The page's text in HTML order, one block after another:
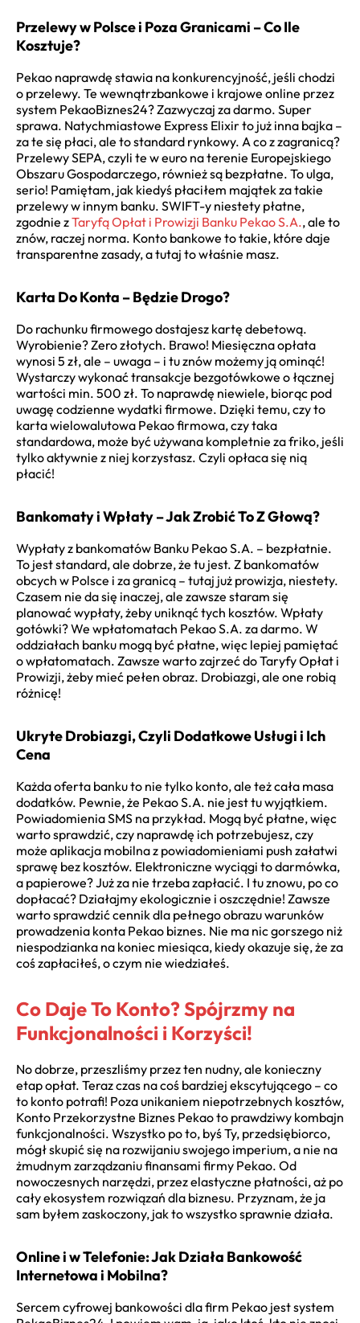
Przelewy w Polsce i Poza Granicami – Co Ile
Kosztuje?
Pekao naprawdę stawia na konkurencyjność, jeśli chodzi
o przelewy. Te wewnątrzbankowe i krajowe online przez
system PekaoBiznes24? Zazwyczaj za darmo. Super
sprawa. Natychmiastowe Express Elixir to już inna bajka –
za te się płaci, ale to standard rynkowy. A co z zagranicą?
Przelewy SEPA, czyli te w euro na terenie Europejskiego
Obszaru Gospodarczego, również są bezpłatne. To ulga,
serio! Pamiętam, jak kiedyś płaciłem majątek za takie
przelewy w innym banku. SWIFT-y niestety płatne,
zgodnie zTaryfą Opłat i Prowizji Banku Pekao S.A., ale to
znów, raczej norma. Konto bankowe to takie, które daje
transparentne zasady, a tutaj to właśnie masz.
Karta Do Konta – Będzie Drogo?
Do rachunku firmowego dostajesz kartę debetową.
Wyrobienie? Zero złotych. Brawo! Miesięczna opłata
wynosi 5 zł, ale – uwaga – i tu znów możemy ją ominąć!
Wystarczy wykonać transakcje bezgotówkowe o łącznej
wartości min. 500 zł. To naprawdę niewiele, biorąc pod
uwagę codzienne wydatki firmowe. Dzięki temu, czy to
karta wielowalutowa Pekao firmowa, czy taka
standardowa, może być używana kompletnie za friko, jeśli
tylko aktywnie z niej korzystasz. Czyli opłaca się nią
płacić!
Bankomaty i Wpłaty – Jak Zrobić To Z Głową?
Wypłaty z bankomatów Banku Pekao S.A. – bezpłatnie.
To jest standard, ale dobrze, że tu jest. Z bankomatów
obcych w Polsce i za granicą – tutaj już prowizja, niestety.
Czasem nie da się inaczej, ale zawsze staram się
planować wypłaty, żeby uniknąć tych kosztów. Wpłaty
gotówki? We wpłatomatach Pekao S.A. za darmo. W
oddziałach banku mogą być płatne, więc lepiej pamiętać
o wpłatomatach. Zawsze warto zajrzeć do Taryfy Opłat i
Prowizji, żeby mieć pełen obraz. Drobiazgi, ale one robią
różnicę!
Ukryte Drobiazgi, Czyli Dodatkowe Usługi i Ich
Cena
Każda oferta banku to nie tylko konto, ale też cała masa
dodatków. Pewnie, że Pekao S.A. nie jest tu wyjątkiem.
Powiadomienia SMS na przykład. Mogą być płatne, więc
warto sprawdzić, czy naprawdę ich potrzebujesz, czy
może aplikacja mobilna z powiadomieniami push załatwi
sprawę bez kosztów. Elektroniczne wyciągi to darmówka,
a papierowe? Już za nie trzeba zapłacić. I tu znowu, po co
dopłacać? Działajmy ekologicznie i oszczędnie! Zawsze
warto sprawdzić cennik dla pełnego obrazu warunków
prowadzenia konta Pekao biznes. Nie ma nic gorszego niż
niespodzianka na koniec miesiąca, kiedy okazuje się, że za
coś zapłaciłeś, o czym nie wiedziałeś.
Co Daje To Konto? Spójrzmy na
Funkcjonalności i Korzyści!
No dobrze, przeszliśmy przez ten nudny, ale konieczny
etap opłat. Teraz czas na coś bardziej ekscytującego – co
to konto potrafi! Poza unikaniem niepotrzebnych kosztów,
Konto Przekorzystne Biznes Pekao to prawdziwy kombajn
funkcjonalności. Wszystko po to, byś Ty, przedsiębiorco,
mógł skupić się na rozwijaniu swojego imperium, a nie na
żmudnym zarządzaniu finansami firmy Pekao. Od
nowoczesnych narzędzi, przez elastyczne płatności, aż po
cały ekosystem rozwiązań dla biznesu. Przyznam, że ja
sam byłem zaskoczony, jak to wszystko sprawnie działa.
Online i w Telefonie: Jak Działa Bankowość
Internetowa i Mobilna?
Sercem cyfrowej bankowości dla firm Pekao jest system